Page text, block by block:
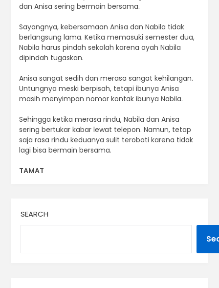
dan Anisa sering bermain bersama.
Sayangnya, kebersamaan Anisa dan Nabila tidak
berlangsung lama. Ketika memasuki semester dua,
Nabila harus pindah sekolah karena ayah Nabila
dipindah tugaskan.
Anisa sangat sedih dan merasa sangat kehilangan.
Untungnya meski berpisah, tetapi ibunya Anisa
masih menyimpan nomor kontak ibunya Nabila.
Sehingga ketika merasa rindu, Nabila dan Anisa
sering bertukar kabar lewat telepon. Namun, tetap
saja rasa rindu keduanya sulit terobati karena tidak
lagi bisa bermain bersama.
TAMAT
SEARCH